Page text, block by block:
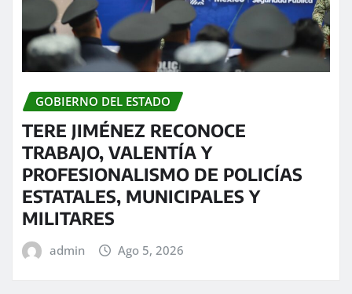
GOBIERNO DEL ESTADO
TERE JIMÉNEZ RECONOCE
TRABAJO, VALENTÍA Y
PROFESIONALISMO DE POLICÍAS
ESTATALES, MUNICIPALES Y
MILITARES
admin Ago 5, 2026